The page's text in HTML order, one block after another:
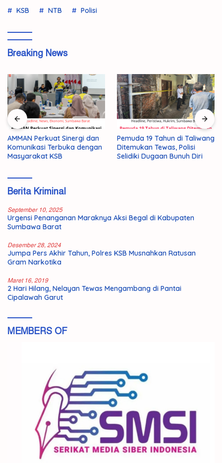
KSB NTB Polisi
Breaking News
AMMAN Perkuat Sinergi dan
Komunikasi Terbuka dengan
Masyarakat KSB
Pemuda 19 Tahun di Taliwang
Ditemukan Tewas, Polisi
Selidiki Dugaan Bunuh Diri
Berita Kriminal
September 10, 2025
Urgensi Penanganan Maraknya Aksi Begal di Kabupaten
Sumbawa Barat
Desember 28, 2024
Jumpa Pers Akhir Tahun, Polres KSB Musnahkan Ratusan
Gram Narkotika
Maret 16, 2019
2 Hari Hilang, Nelayan Tewas Mengambang di Pantai
Cipalawah Garut
MEMBERS OF